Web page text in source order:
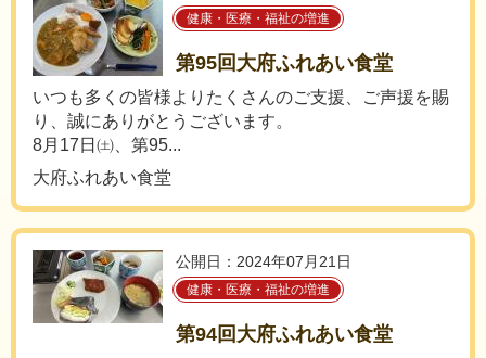
健康・医療・福祉の増進
第95回大府ふれあい食堂
いつも多くの皆様よりたくさんのご支援、ご声援を賜
り、誠にありがとうございます。
8月17日㈯、第95...
大府ふれあい食堂
公開日：2024年07月21日
健康・医療・福祉の増進
第94回大府ふれあい食堂